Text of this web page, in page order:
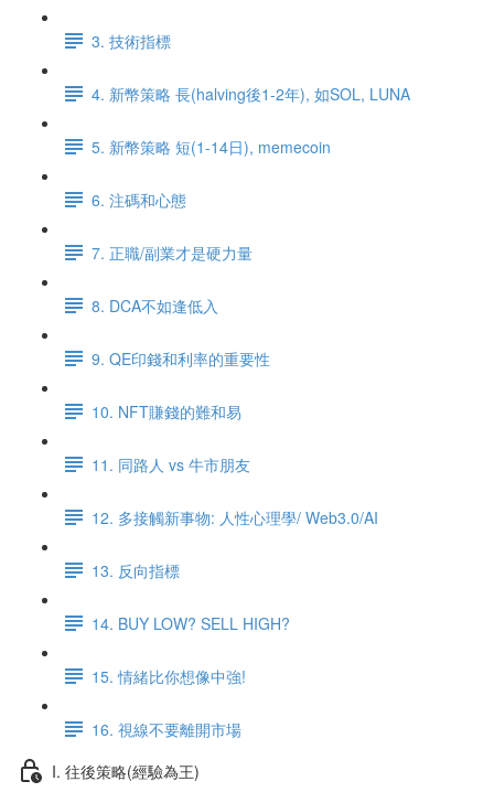
3. 技術指標
4. 新幣策略 長(halving後1-2年), 如SOL, LUNA
5. 新幣策略 短(1-14日), memecoin
6. 注碼和心態
7. 正職/副業才是硬力量
8. DCA不如逢低入
9. QE印錢和利率的重要性
10. NFT賺錢的難和易
11. 同路人 vs 牛市朋友
12. 多接觸新事物: 人性心理學/ Web3.0/AI
13. 反向指標
14. BUY LOW? SELL HIGH?
15. 情緒比你想像中強!
16. 視線不要離開市場
I. 往後策略(經驗為王)